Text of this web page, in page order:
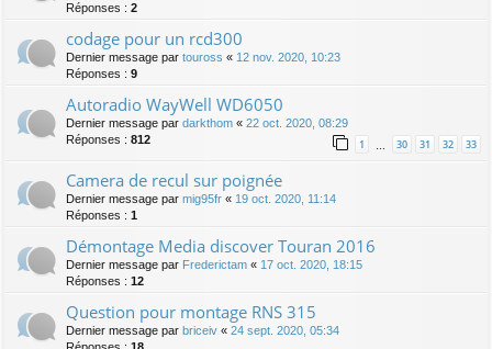
Réponses : 2
codage pour un rcd300
Dernier message par touross « 12 nov. 2020, 10:23
Réponses : 9
Autoradio WayWell WD6050
Dernier message par darkthom « 22 oct. 2020, 08:29
Réponses : 812 1 … 30 31 32 33
Camera de recul sur poignée
Dernier message par mig95fr « 19 oct. 2020, 11:14
Réponses : 1
Démontage Media discover Touran 2016
Dernier message par Frederictam « 17 oct. 2020, 18:15
Réponses : 12
Question pour montage RNS 315
Dernier message par briceiv « 24 sept. 2020, 05:34